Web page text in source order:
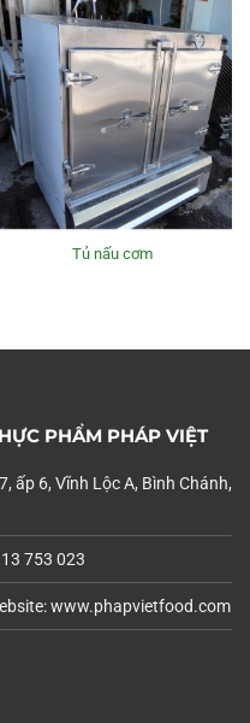
Tủ nấu cơm
PHẨM PHÁP VIỆT
ấp 6, Vĩnh Lộc A, Bình Chánh,
753 023
www.phapvietfood.com